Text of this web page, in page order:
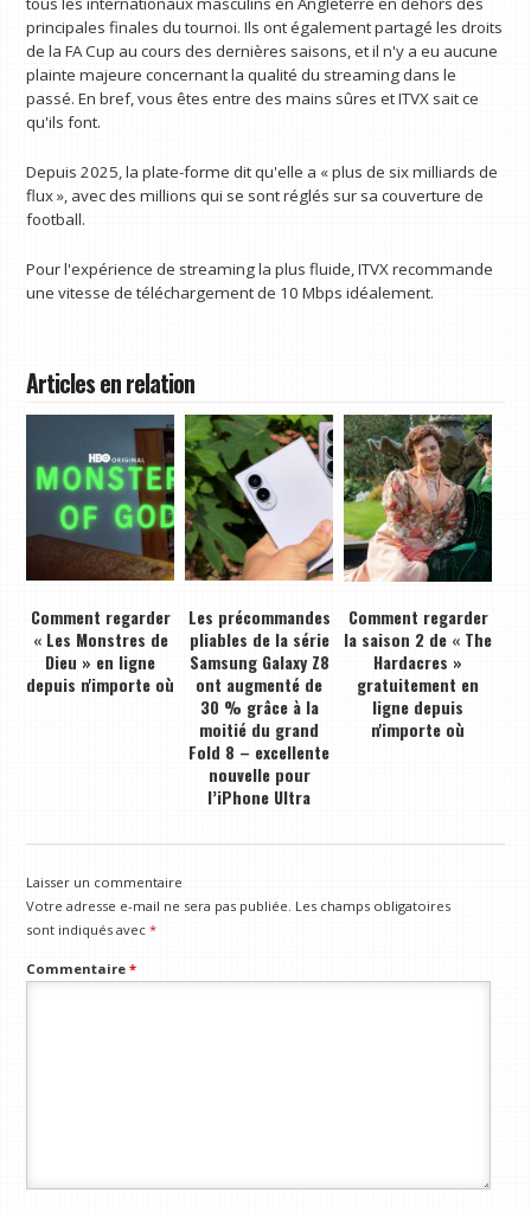
principales finales du tournoi. Ils ont également partagé les droits
de la FA Cup au cours des dernières saisons, et il n'y a eu aucune
plainte majeure concernant la qualité du streaming dans le
passé. En bref, vous êtes entre des mains sûres et ITVX sait ce
qu'ils font.
Depuis 2025, la plate-forme dit qu'elle a « plus de six milliards de
flux », avec des millions qui se sont réglés sur sa couverture de
football.
Pour l'expérience de streaming la plus fluide, ITVX recommande
une vitesse de téléchargement de 10 Mbps idéalement.
Articles en relation
Comment regarder
« Les Monstres de
Dieu » en ligne
depuis n'importe où
Les précommandes
pliables de la série
Samsung Galaxy Z8
ont augmenté de
30 % grâce à la
moitié du grand
Fold 8 – excellente
nouvelle pour
l’iPhone Ultra
Comment regarder
la saison 2 de « The
Hardacres »
gratuitement en
ligne depuis
n'importe où
Laisser un commentaire
Votre adresse e-mail ne sera pas publiée. Les champs obligatoires
sont indiqués avec*
Commentaire*